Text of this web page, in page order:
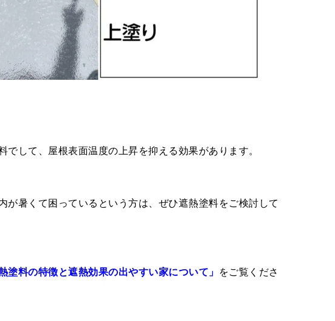
して、屋根表面温度の上昇を抑える効果があります。
暑くて困っているという方は、ぜひ遮熱塗料をご検討して
塗料の特徴と遮熱効果の出やすい家について」 をご覧くださ